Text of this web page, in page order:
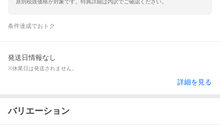
原則税抜価格が対象です。特典詳細は内訳でご確認ください。
条件達成でおトク
発送日情報なし
※休業日は発送されません。
詳細を見る
バリエーション